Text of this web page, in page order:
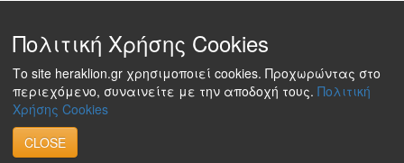
Πολιτική Χρήσης Cookies
Το site heraklion.gr χρησιμοποιεί cookies. Προχωρώντας στο
περιεχόμενο, συναινείτε με την αποδοχή τους. Πολιτική
Χρήσης Cookies
CLOSE